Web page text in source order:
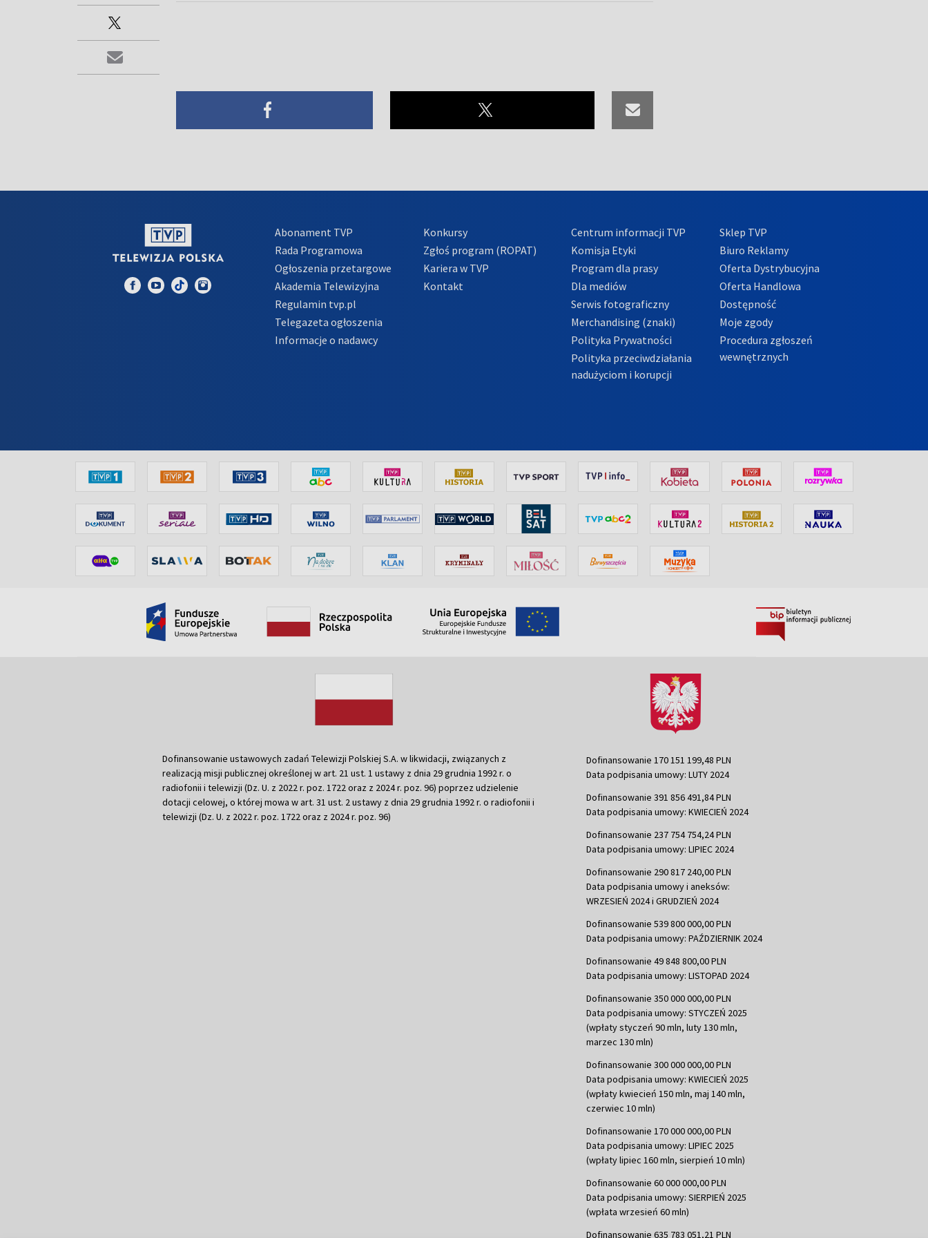
Abonament TVP
Rada Programowa
Ogłoszenia przetargowe
Akademia Telewizyjna
Regulamin tvp.pl
Telegazeta ogłoszenia
Informacje o nadawcy
Konkursy
Zgłoś program (ROPAT)
Kariera w TVP
Kontakt
Centrum informacji TVP
Komisja Etyki
Program dla prasy
Dla mediów
Serwis fotograficzny
Merchandising (znaki)
Polityka Prywatności
Polityka przeciwdziałania
nadużyciom i korupcji
Sklep TVP
Biuro Reklamy
Oferta Dystrybucyjna
Oferta Handlowa
Dostępność
Moje zgody
Procedura zgłoszeń
wewnętrznych
Dofinansowanie ustawowych zadań Telewizji Polskiej S.A. w likwidacji, związanych z
realizacją misji publicznej określonej w art. 21 ust. 1 ustawy z dnia 29 grudnia 1992 r. o
radiofonii i telewizji (Dz. U. z 2022 r. poz. 1722 oraz z 2024 r. poz. 96) poprzez udzielenie
dotacji celowej, o której mowa w art. 31 ust. 2 ustawy z dnia 29 grudnia 1992 r. o radiofonii i
telewizji (Dz. U. z 2022 r. poz. 1722 oraz z 2024 r. poz. 96)
Dofinansowanie 170 151 199,48 PLN
Data podpisania umowy: LUTY 2024
Dofinansowanie 391 856 491,84 PLN
Data podpisania umowy: KWIECIEŃ 2024
Dofinansowanie 237 754 754,24 PLN
Data podpisania umowy: LIPIEC 2024
Dofinansowanie 290 817 240,00 PLN
Data podpisania umowy i aneksów:
WRZESIEŃ 2024 i GRUDZIEŃ 2024
Dofinansowanie 539 800 000,00 PLN
Data podpisania umowy: PAŹDZIERNIK 2024
Dofinansowanie 49 848 800,00 PLN
Data podpisania umowy: LISTOPAD 2024
Dofinansowanie 350 000 000,00 PLN
Data podpisania umowy: STYCZEŃ 2025
(wpłaty styczeń 90 mln, luty 130 mln,
marzec 130 mln)
Dofinansowanie 300 000 000,00 PLN
Data podpisania umowy: KWIECIEŃ 2025
(wpłaty kwiecień 150 mln, maj 140 mln,
czerwiec 10 mln)
Dofinansowanie 170 000 000,00 PLN
Data podpisania umowy: LIPIEC 2025
(wpłaty lipiec 160 mln, sierpień 10 mln)
Dofinansowanie 60 000 000,00 PLN
Data podpisania umowy: SIERPIEŃ 2025
(wpłata wrzesień 60 mln)
Dofinansowanie 635 783 051,21 PLN